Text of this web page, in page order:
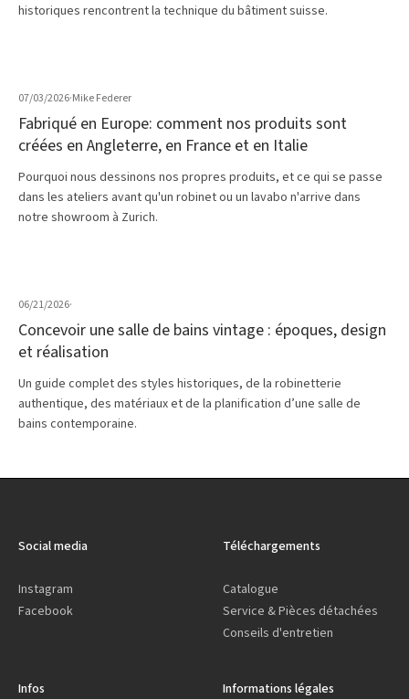
historiques rencontrent la technique du bâtiment suisse.
07/03/2026·Mike Federer
Fabriqué en Europe: comment nos produits sont
créées en Angleterre, en France et en Italie
Pourquoi nous dessinons nos propres produits, et ce qui se passe
dans les ateliers avant qu'un robinet ou un lavabo n'arrive dans
notre showroom à Zurich.
06/21/2026·
Concevoir une salle de bains vintage : époques, design
et réalisation
Un guide complet des styles historiques, de la robinetterie
authentique, des matériaux et de la planification d’une salle de
bains contemporaine.
Social media
Instagram
Facebook
Téléchargements
Catalogue
Service & Pièces détachées
Conseils d'entretien
Infos Informations légales